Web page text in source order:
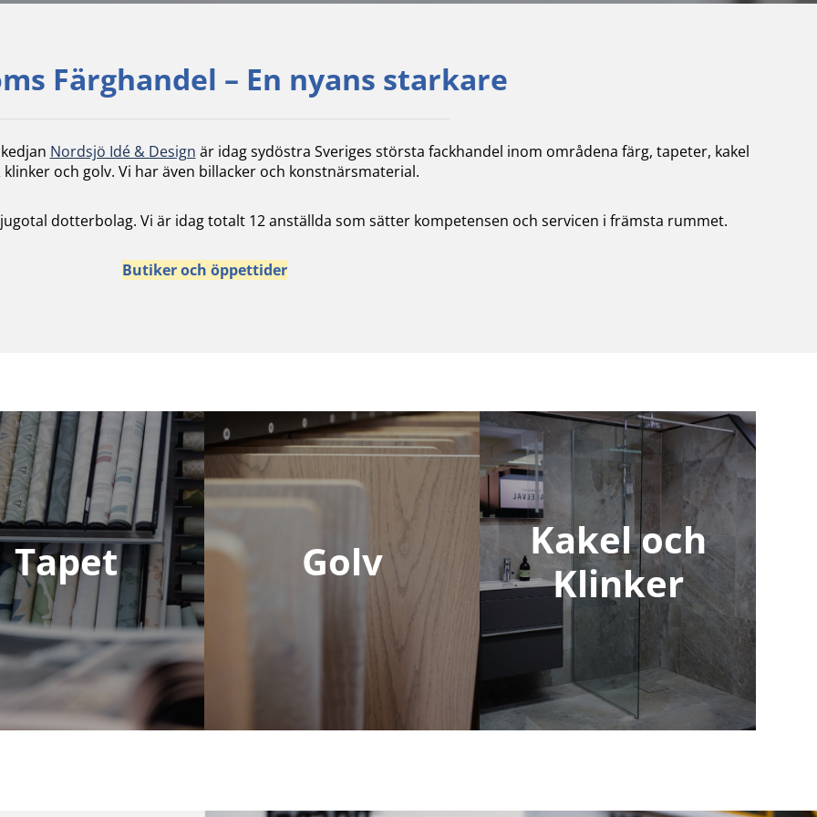
Färghandel – En nyans starkare
Nordsjö Idé & Design är idag sydöstra Sveriges största fackhandel inom områdena färg, tapeter, kakel
klinker och golv. Vi har även billacker och konstnärsmaterial.
dotterbolag. Vi är idag totalt 12 anställda som sätter kompetensen och servicen i främsta rummet.
Butiker och öppettider
Tapet Golv
Kakel och
Klinker